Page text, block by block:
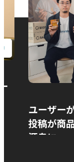
ユーザー
投稿が商
源泉に